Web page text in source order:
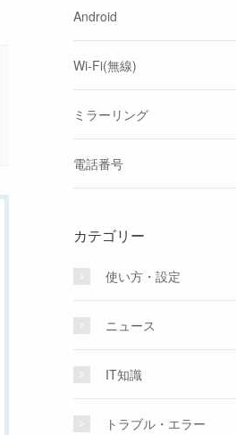
Android
Wi-Fi(無線)
ミラーリング
電話番号
カテゴリー
使い方・設定
ニュース
IT知識
トラブル・エラー